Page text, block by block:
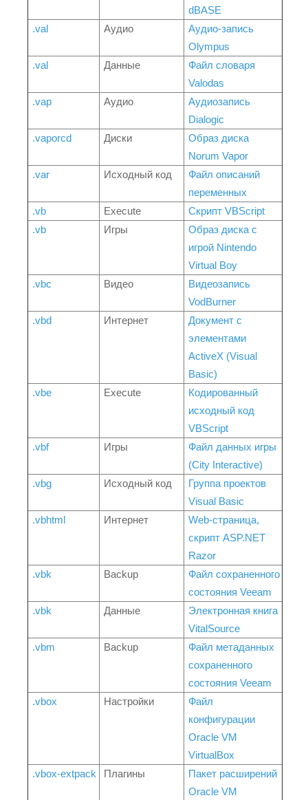
dBASE
.val
Аудио
Аудио-запись
Olympus
.val
Данные
Файл словаря
Valodas
.vap
Аудио
Аудиозапись
Dialogic
.vaporcd
Диски
Образ диска
Norum Vapor
.var
Исходный код
Файл описаний
переменных
.vb
Execute
Скрипт VBScript
.vb
Игры
Образ диска с
игрой Nintendo
Virtual Boy
.vbc
Видео
Видеозапись
VodBurner
.vbd
Интернет
Документ с
элементами
ActiveX (Visual
Basic)
.vbe
Execute
Кодированный
исходный код
VBScript
.vbf
Игры
Файл данных игры
(City Interactive)
.vbg
Исходный код
Группа проектов
Visual Basic
.vbhtml
Интернет
Web-страница,
скрипт ASP.NET
Razor
.vbk
Backup
Файл сохраненного
состояния Veeam
.vbk
Данные
Электронная книга
VitalSource
.vbm
Backup
Файл метаданных
сохраненного
состояния Veeam
.vbox
Настройки
Файл
конфигурации
Oracle VM
VirtualBox
.vbox-extpack
Плагины
Пакет расширений
Oracle VM